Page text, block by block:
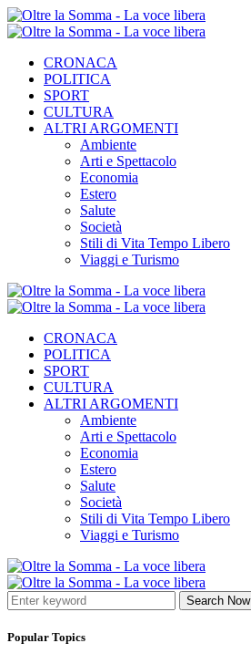
CRONACA
POLITICA
SPORT
CULTURA
ALTRI ARGOMENTI
Ambiente
Arti e Spettacolo
Economia
Estero
Salute
Società
Stili di Vita Tempo Libero
Viaggi e Turismo
CRONACA
POLITICA
SPORT
CULTURA
ALTRI ARGOMENTI
Ambiente
Arti e Spettacolo
Economia
Estero
Salute
Società
Stili di Vita Tempo Libero
Viaggi e Turismo
Search Now
Popular Topics